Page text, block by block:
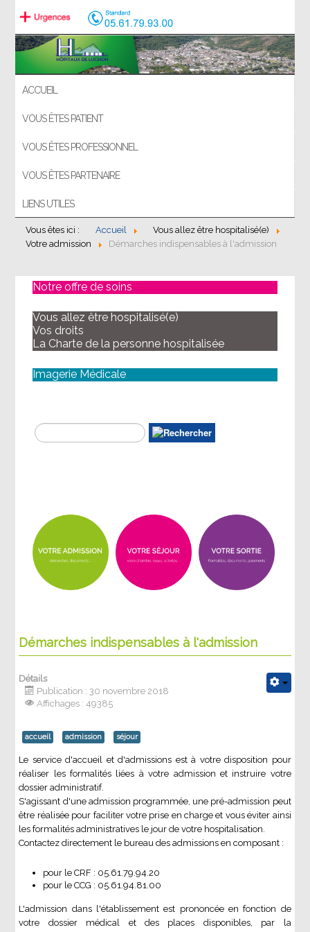
ACCUEIL
VOUS ÊTES PATIENT
VOUS ÊTES PROFESSIONNEL
VOUS ÊTES PARTENAIRE
LIENS UTILES
Vous êtes ici : Accueil
Vous allez être hospitalisé(e)
Votre admission
Démarches indispensables à l'admission
Notre offre de soins
Vous allez être hospitalisé(e)
Vos droits
La Charte de la personne hospitalisée
Imagerie Médicale
Démarches indispensables à l'admission
Détails
Publication : 30 novembre 2018
Affichages : 49385
accueil admission séjour
Le service d'accueil et d'admissions est à votre disposition pour
réaliser les formalités liées à votre admission et instruire votre
dossier administratif.
S'agissant d'une admission programmée, une pré-admission peut
être réalisée pour faciliter votre prise en charge et vous éviter ainsi
les formalités administratives le jour de votre hospitalisation.
Contactez directement le bureau des admissions en composant :
pour le CRF : 05.61.79.94.20
pour le CCG : 05.61.94.81.00
L'admission dans l'établissement est prononcée en fonction de
votre dossier médical et des places disponibles, par la